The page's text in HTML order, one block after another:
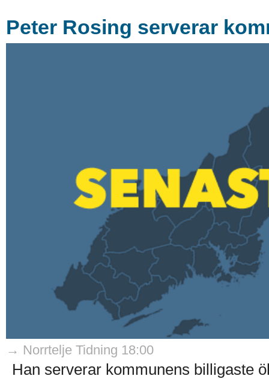
Peter Rosing serverar
→ Norrtelje Tidning 18:00
Han serverar kommunens billigaste